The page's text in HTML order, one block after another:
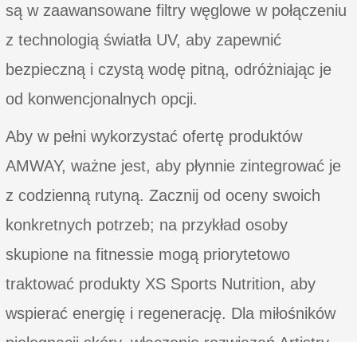
są w zaawansowane filtry węglowe w połączeniu
z technologią światła UV, aby zapewnić
bezpieczną i czystą wodę pitną, odróżniając je
od konwencjonalnych opcji.
Aby w pełni wykorzystać ofertę produktów
AMWAY, ważne jest, aby płynnie zintegrować je
z codzienną rutyną. Zacznij od oceny swoich
konkretnych potrzeb; na przykład osoby
skupione na fitnessie mogą priorytetowo
traktować produkty XS Sports Nutrition, aby
wspierać energię i regenerację. Dla miłośników